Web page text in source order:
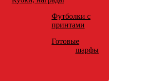
Футболки с
принтами
Готовые
шарфы